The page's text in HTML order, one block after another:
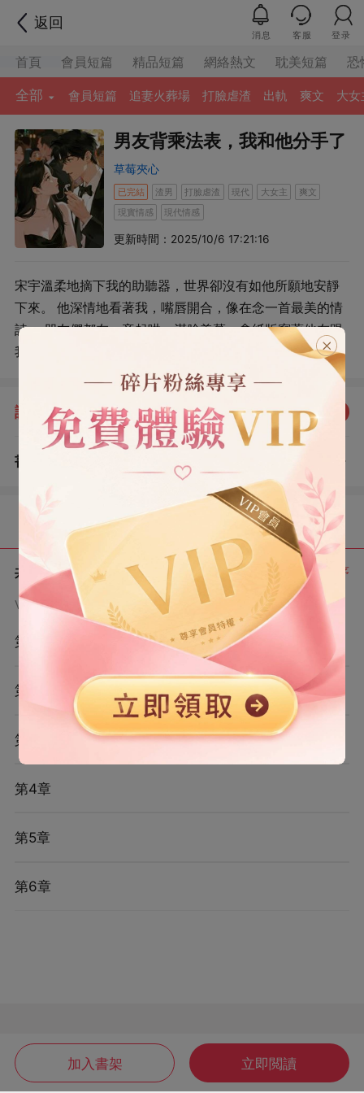
返回
消息 客服 登录
首頁 會員短篇 精品短篇 網絡熱文 耽美短篇 恐
全部 會員短篇 追妻火葬場 打臉虐渣 出軌 爽文 大女
男友背乘法表，我和他分手了
草莓夾心
已完結 渣男 打臉虐渣 現代 大女主
爽文
現實情感
現代情感
更新時間：2025/10/6 17:21:16
宋宇溫柔地摘下我的助聽器，世界卻沒有如他所願地安靜
下來。 他深情地看著我，嘴唇開合，像在念一首最美的情
詩。 朋友們都在一旁起哄，滿臉羨慕，拿紙版寫著他在跟
我念詩求婚。 我配合地露出羞澀⼜感動的微笑，⼼⾥卻在
冷視。 他們都不知道，我的耳朵，上周就已經治好了。 所
以我清晰地聽⻅，宋宇對我說的是：「你們說，她要是知
道我只是在背乘法口訣表，會不會哭？」
加入書架 立即閲讀
評分：5.0 點我評分
書評
共 6 章 正序
VIP章節可通過金幣購買提前點讀
第1章
第2章
第3章
第4章
第5章
第6章